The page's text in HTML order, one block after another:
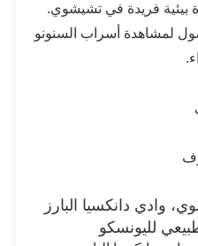
بيئية فريدة في تشيشوي.
لمشاهدة أسراب السنونو